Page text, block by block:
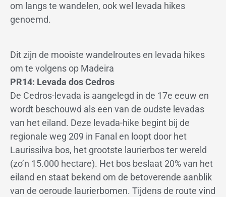
om langs te wandelen, ook wel levada hikes
genoemd.
Dit zijn de mooiste wandelroutes en levada hikes
om te volgens op Madeira
PR14: Levada dos Cedros
De Cedros-levada is aangelegd in de 17e eeuw en
wordt beschouwd als een van de oudste levadas
van het eiland. Deze levada-hike begint bij de
regionale weg 209 in Fanal en loopt door het
Laurissilva bos, het grootste laurierbos ter wereld
(zo’n 15.000 hectare). Het bos beslaat 20% van het
eiland en staat bekend om de betoverende aanblik
van de oeroude laurierbomen. Tijdens de route vind